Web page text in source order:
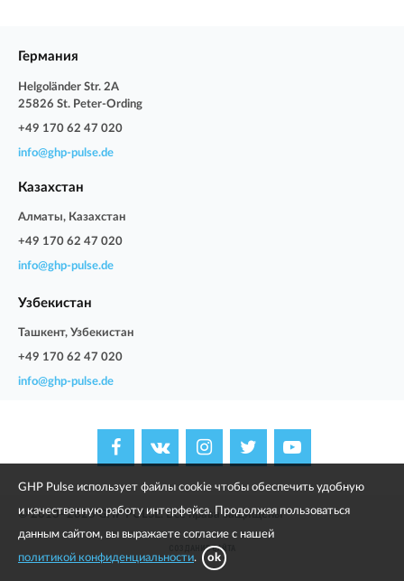
Германия
Helgoländer Str. 2A
25826 St. Peter-Ording
+49 170 62 47 020
info@ghp-pulse.de
Казахстан
Алматы, Казахстан
+49 170 62 47 020
info@ghp-pulse.de
Узбекистан
Ташкент, Узбекистан
+49 170 62 47 020
info@ghp-pulse.de
© 2013–2025 GHP PULSE. Все права защищены
СОЗДАНИЕ САЙТА
GHP Pulse использует файлы cookie чтобы обеспечить удобную
и качественную работу интерфейса. Продолжая пользоваться
данным сайтом, вы выражаете согласие с нашей
политикой конфиденциальности. ok